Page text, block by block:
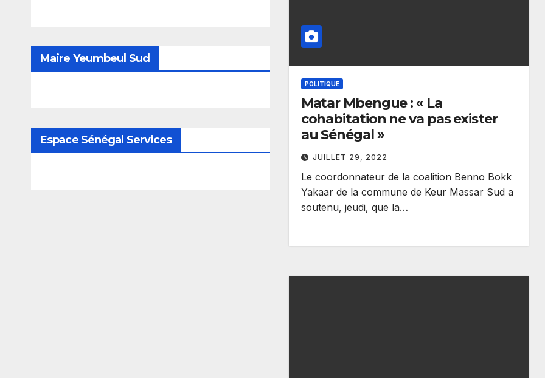
Maire Yeumbeul Sud
Espace Sénégal Services
POLITIQUE
Matar Mbengue : « La
cohabitation ne va pas exister
au Sénégal »
JUILLET 29, 2022
Le coordonnateur de la coalition Benno Bokk
Yakaar de la commune de Keur Massar Sud a
soutenu, jeudi, que la…